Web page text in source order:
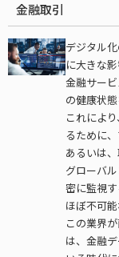
金融取引
デジタル
に大きな影
金融サー
の健康状
これによ
るために
あるいは
グローバ
密に監視
ほぼ不可能
この業界
は、金融